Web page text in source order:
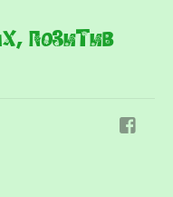
позитив